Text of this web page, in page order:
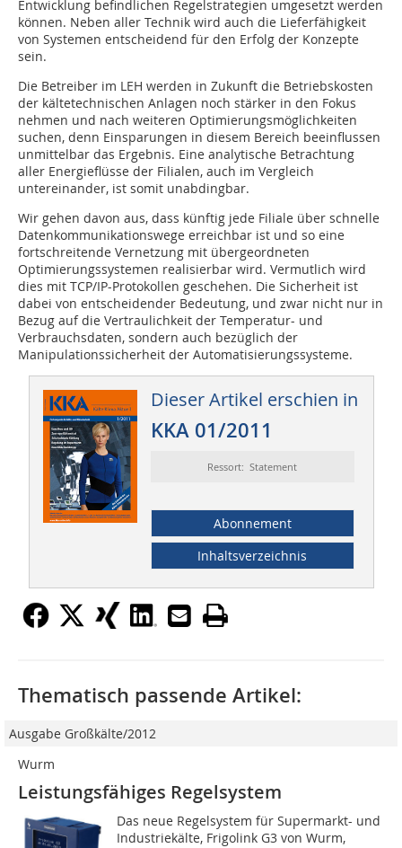
Entwicklung befindlichen Regelstrategien umgesetzt werden
können. Neben aller Technik wird auch die Lieferfähigkeit
von Systemen entscheidend für den Erfolg der Konzepte
sein.
Die Betreiber im LEH werden in Zukunft die Betriebskosten
der kältetechnischen Anlagen noch stärker in den Fokus
nehmen und nach weiteren Optimierungsmöglichkeiten
suchen, denn Einsparungen in diesem Bereich beeinflussen
unmittelbar das Ergebnis. Eine analytische Betrachtung
aller Energieflüsse der Filialen, auch im Vergleich
untereinander, ist somit unabdingbar.
Wir gehen davon aus, dass künftig jede Filiale über schnelle
Datenkommunikationswege erreichbar ist und so eine
fortschreitende Vernetzung mit übergeordneten
Optimierungssystemen realisierbar wird. Vermutlich wird
dies mit TCP/IP-Protokollen geschehen. Die Sicherheit ist
dabei von entscheidender Bedeutung, und zwar nicht nur in
Bezug auf die Vertraulichkeit der Temperatur- und
Verbrauchsdaten, sondern auch bezüglich der
Manipulationssicherheit der Automatisierungssysteme.
Dieser Artikel erschien in
KKA 01/2011
Ressort: Statement
Abonnement
Inhaltsverzeichnis
Thematisch passende Artikel:
Ausgabe Großkälte/2012
Wurm
Leistungsfähiges Regelsystem
Das neue Regelsystem für Supermarkt- und
Industriekälte, Frigolink G3 von Wurm,